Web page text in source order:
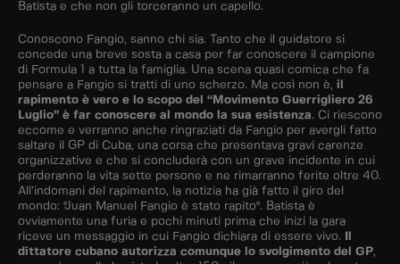
Batista e che non gli torceranno un capello.
Conoscono Fangio, sanno chi sia. Tanto che il guidatore si
concede una breve sosta a casa per far conoscere il campione
di Formula 1 a tutta la famiglia. Una scena quasi comica che fa
pensare a Fangio si tratti di uno scherzo. Ma così non è, il
rapimento è vero e lo scopo del “Movimento Guerrigliero 26
Luglio” è far conoscere al mondo la sua esistenza. Ci riescono
eccome e verranno anche ringraziati da Fangio per avergli fatto
saltare il GP di Cuba, una corsa che presentava gravi carenze
organizzative e che si concluderà con un grave incidente in cui
perderanno la vita sette persone e ne rimarranno ferite oltre 40.
All’indomani del rapimento, la notizia ha già fatto il giro del
mondo: "Juan Manuel Fangio è stato rapito". Batista è
ovviamente una furia e pochi minuti prima che inizi la gara
riceve un messaggio in cui Fangio dichiara di essere vivo.
dittatore cubano autorizza comunque lo svolgimento del GP,